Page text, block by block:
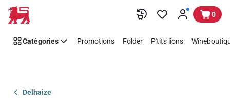
Passer 0
Catégories Promotions Folder P'tits lions
Delhaize